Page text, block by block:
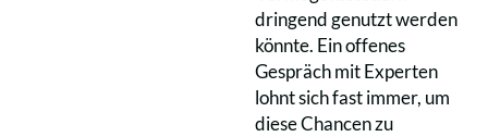
dringend genutzt werden
könnte. Ein offenes
Gespräch mit Experten
lohnt sich fast immer, um
diese Chancen zu